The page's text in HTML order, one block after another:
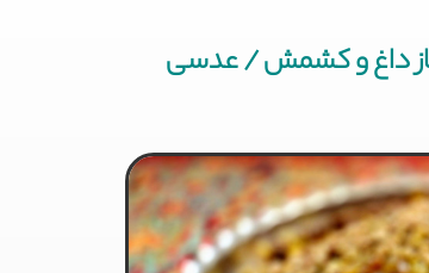
داغ و کشمش / عدسی